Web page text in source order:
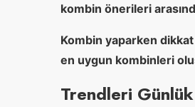
kombin önerileri
Kombin yaparken
en uygun kombinleri
Trendleri